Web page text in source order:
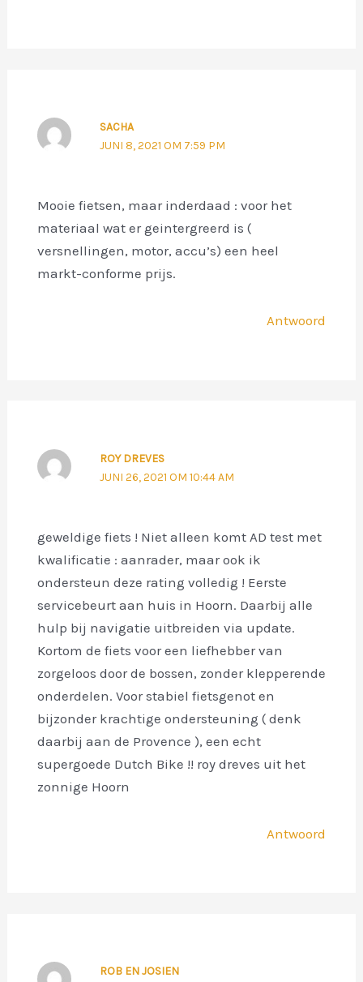
SACHA
JUNI 8, 2021 OM 7:59 PM
Mooie fietsen, maar inderdaad : voor het
materiaal wat er geintergreerd is (
versnellingen, motor, accu’s) een heel
markt-conforme prijs.
Antwoord
ROY DREVES
JUNI 26, 2021 OM 10:44 AM
geweldige fiets ! Niet alleen komt AD test met
kwalificatie : aanrader, maar ook ik
ondersteun deze rating volledig ! Eerste
servicebeurt aan huis in Hoorn. Daarbij alle
hulp bij navigatie uitbreiden via update.
Kortom de fiets voor een liefhebber van
zorgeloos door de bossen, zonder klepperende
onderdelen. Voor stabiel fietsgenot en
bijzonder krachtige ondersteuning ( denk
daarbij aan de Provence ), een echt
supergoede Dutch Bike !! roy dreves uit het
zonnige Hoorn
Antwoord
ROB EN JOSIEN